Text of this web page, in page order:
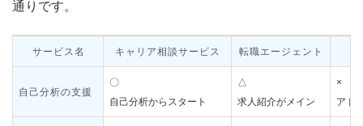
通りです。
サービス名 キャリア相談サービス 転職エージェント
自己分析の支援
〇
自己分析からスタート
△
求人紹介がメイン
×
アド